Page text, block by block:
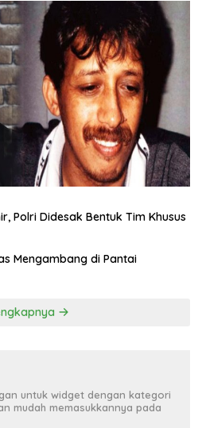
Polri Didesak Bentuk Tim Khusus
Mengambang di Pantai
untuk widget dengan kategori
mudah memasukkannya pada